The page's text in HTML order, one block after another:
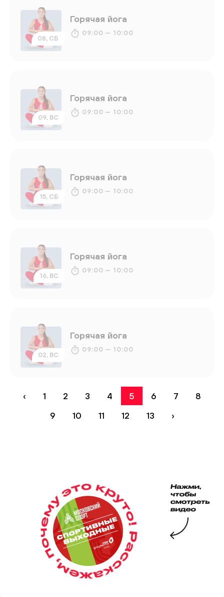
08, СБ
Горячая йога
09:00 — 10:00
09, ВС
Горячая йога
09:00 — 10:00
15, СБ
Горячая йога
09:00 — 10:00
16, ВС
Горячая йога
09:00 — 10:00
02, ВС
Горячая йога
09:00 — 10:00
‹ 1 2 3 4 5 6 7
8
9
10 11 12 13 ›